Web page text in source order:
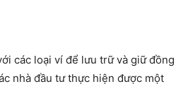
các loại ví để lưu trữ và giữ đồng
nhà đầu tư thực hiện được một